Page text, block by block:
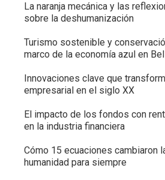
La naranja mecánica y las
sobre la deshumanización
Turismo sostenible y
marco de la economía azul en
Innovaciones clave que
empresarial en el siglo XX
El impacto de los fondos con
en la industria financiera
Cómo 15 ecuaciones cambiaron
humanidad para siempre